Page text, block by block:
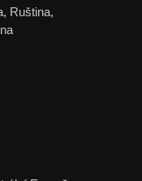
Ruština,